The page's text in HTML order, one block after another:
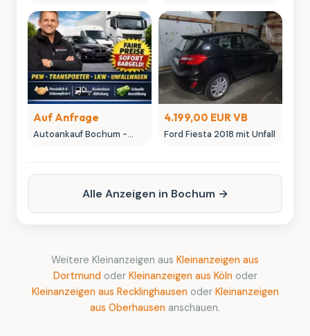
seltene Tonies
Sammlerstücke
Auf Anfrage
Autoankauf Bochum -
4.199,00 EUR VB
Ford Fiesta 2018 mit Unfall
Alle Anzeigen in Bochum →
Weitere Kleinanzeigen aus Kleinanzeigen aus
Dortmund oder Kleinanzeigen aus Kölnoder
Kleinanzeigen aus Recklinghausenoder Kleinanzeigen
aus Oberhausen anschauen.